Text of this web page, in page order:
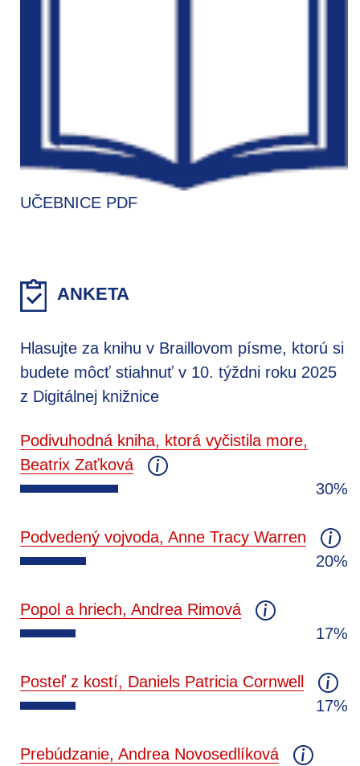
UČEBNICE PDF
ANKETA
Hlasujte za knihu v Braillovom písme, ktorú si
budete môcť stiahnuť v 10. týždni roku 2025
z Digitálnej knižnice
Podivuhodná kniha, ktorá vyčistila more,
Beatrix Zaťková
30%
Podvedený vojvoda, Anne Tracy Warren
20%
Popol a hriech, Andrea Rimová
17%
Posteľ z kostí, Daniels Patricia Cornwell
17%
Prebúdzanie, Andrea Novosedlíková